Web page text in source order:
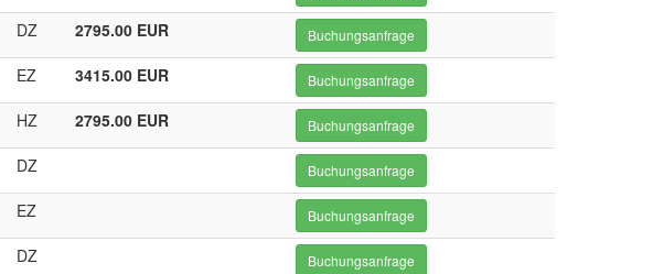
DZ 2795.00 EUR Buchungsanfrage
EZ 3415.00 EUR Buchungsanfrage
HZ 2795.00 EUR Buchungsanfrage
DZ Buchungsanfrage
EZ Buchungsanfrage
DZ Buchungsanfrage